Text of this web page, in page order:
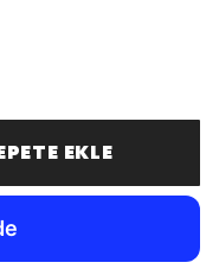
EKLE